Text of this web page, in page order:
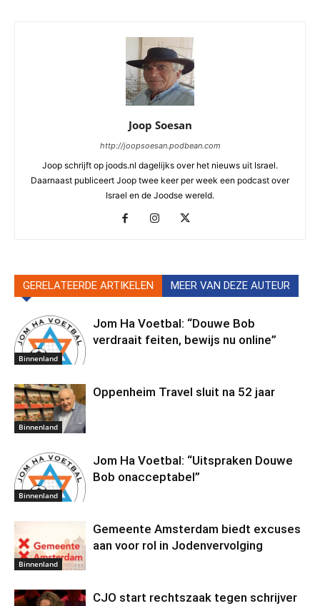
Joop Soesan
http://joopsoesan.podbean.com
Joop schrijft op joods.nl dagelijks over het nieuws uit Israel.
Daarnaast publiceert Joop twee keer per week een podcast over
Israel en de Joodse wereld.
GERELATEERDE ARTIKELEN MEER VAN DEZE AUTEUR
Binnenland
Jom Ha Voetbal: “Douwe Bob
verdraait feiten, bewijs nu online”
Binnenland
Oppenheim Travel sluit na 52 jaar
Binnenland
Jom Ha Voetbal: “Uitspraken Douwe
Bob onacceptabel”
Binnenland
Gemeente Amsterdam biedt excuses
aan voor rol in Jodenvervolging
CJO start rechtszaak tegen schrijver